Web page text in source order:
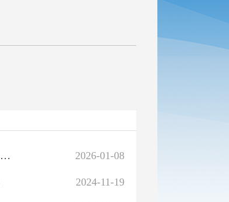
2026-01-08
国务院办公厅关于做好政府网站年度报表发布工作的通知（国办函〔2018〕12号）
2024-11-19